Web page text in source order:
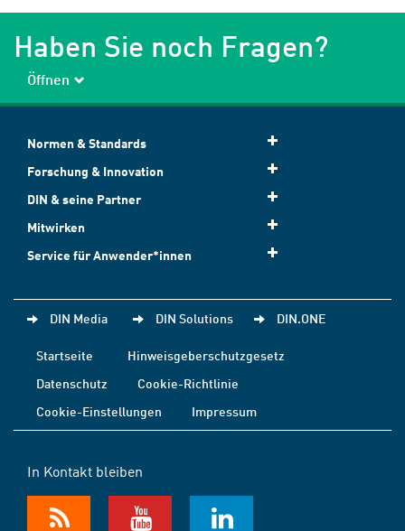
Haben Sie noch Fragen?
Öffnen
Normen & Standards
Forschung & Innovation
DIN & seine Partner
Mitwirken
Service für Anwender*innen
DIN Media DIN Solutions DIN.ONE
Startseite
Hinweisgeberschutzgesetz
Datenschutz
Cookie-Richtlinie
Cookie-Einstellungen
Impressum
In Kontakt bleiben